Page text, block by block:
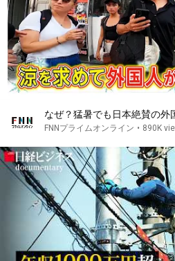
なぜ？猛暑でも日本絶賛の外
FNNプライムオンライン • 890K